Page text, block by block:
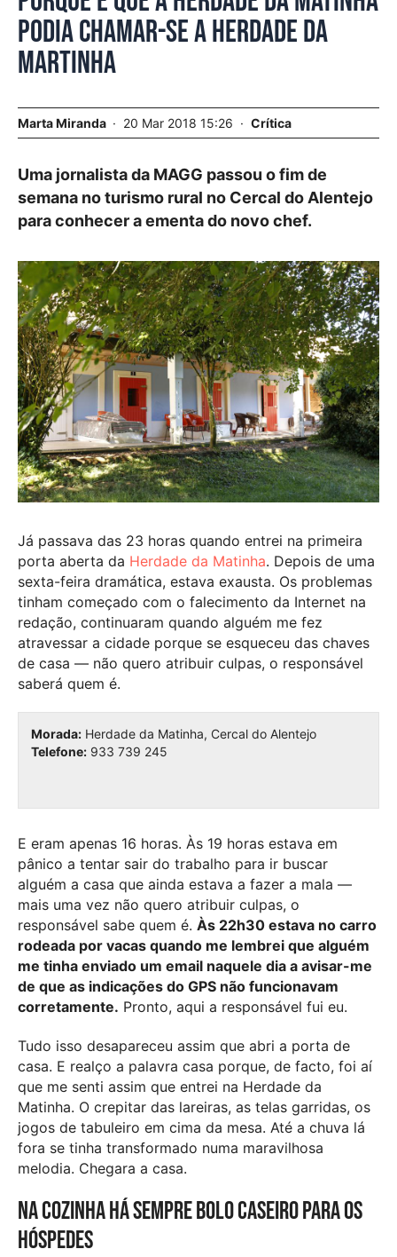
podia chamar-se a Herdade da
Martinha
Marta Miranda 20 Mar 2018 15:26 Crítica
Uma jornalista da MAGG passou o fim de
semana no turismo rural no Cercal do Alentejo
para conhecer a ementa do novo chef.
Já passava das 23 horas quando entrei na primeira
porta aberta da Herdade da Matinha. Depois de uma
sexta-feira dramática, estava exausta. Os problemas
tinham começado com o falecimento da Internet na
redação, continuaram quando alguém me fez
atravessar a cidade porque se esqueceu das chaves
de casa — não quero atribuir culpas, o responsável
saberá quem é.
Morada: Herdade da Matinha, Cercal do Alentejo
Telefone: 933 739 245
E eram apenas 16 horas. Às 19 horas estava em
pânico a tentar sair do trabalho para ir buscar
alguém a casa que ainda estava a fazer a mala —
mais uma vez não quero atribuir culpas, o
responsável sabe quem é. Às 22h30 estava no carro
rodeada por vacas quando me lembrei que alguém
me tinha enviado um email naquele dia a avisar-me
de que as indicações do GPS não funcionavam
corretamente. Pronto, aqui a responsável fui eu.
Tudo isso desapareceu assim que abri a porta de
casa. E realço a palavra casa porque, de facto, foi aí
que me senti assim que entrei na Herdade da
Matinha. O crepitar das lareiras, as telas garridas, os
jogos de tabuleiro em cima da mesa. Até a chuva lá
fora se tinha transformado numa maravilhosa
melodia. Chegara a casa.
Na cozinha há sempre bolo caseiro para os
hóspedes